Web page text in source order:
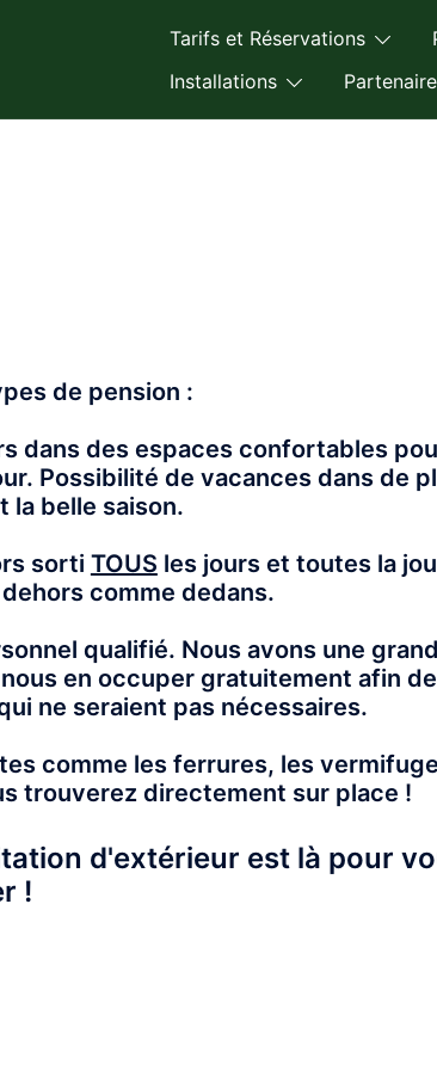
Tarifs et Réservations
Installations
de pension :
dans des espaces confortables
Possibilité de vacances dans de
la belle saison.
sorti TOUS les jours et toutes la
comme dedans.
qualifié. Nous avons une
en occuper gratuitement afin
ne seraient pas nécessaires.
comme les ferrures, les
trouverez directement sur place !
d'extérieur est là pour
!